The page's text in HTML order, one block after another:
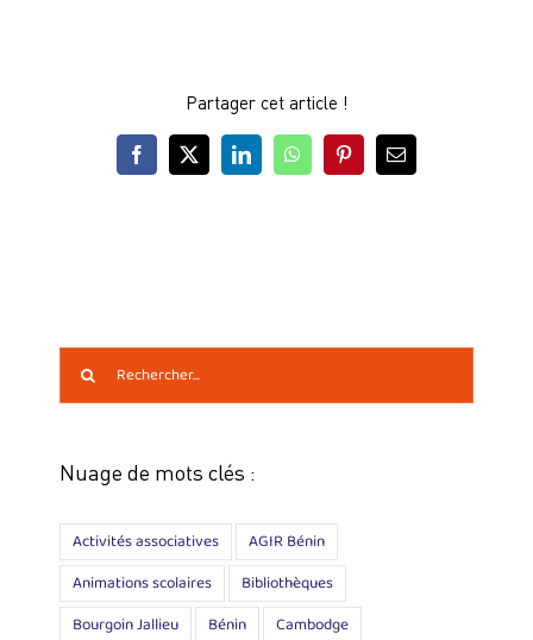
Partager cet article !
Facebook
X LinkedInWhatsAppPinterestEmail
Rechercher:
Nuage de mots clés :
Activités associatives
AGIR Bénin
Animations scolaires
Bibliothèques
Bourgoin Jallieu
Bénin
Cambodge